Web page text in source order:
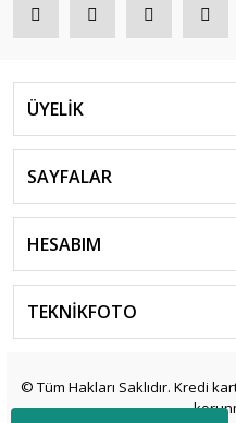
ÜYELİK
SAYFALAR
HESABIM
TEKNİKFOTO
© Tüm Hakları Saklıdır. Kredi